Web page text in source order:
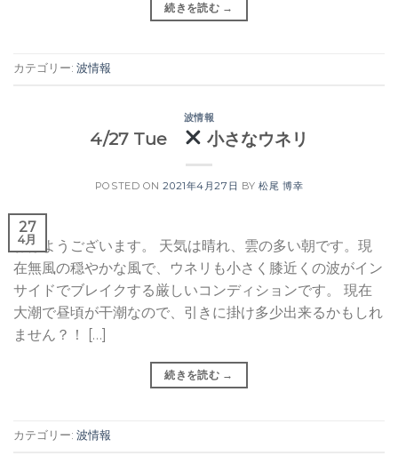
続きを読む →
カテゴリー: 波情報
波情報
4/27 Tue 小さなウネリ
POSTED ON2021年4月27日 BY松尾 博幸
27
4月
おはようございます。 天気は晴れ、雲の多い朝です。現
在無風の穏やかな風で、ウネリも小さく膝近くの波がイン
サイドでブレイクする厳しいコンディションです。 現在
大潮で昼頃が干潮なので、引きに掛け多少出来るかもしれ
ません？！ […]
続きを読む →
カテゴリー: 波情報